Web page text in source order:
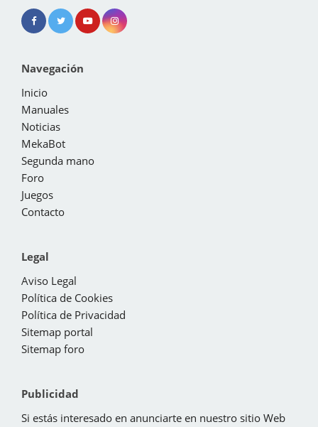
Navegación
Inicio
Manuales
Noticias
MekaBot
Segunda mano
Foro
Juegos
Contacto
Legal
Aviso Legal
Política de Cookies
Política de Privacidad
Sitemap portal
Sitemap foro
Publicidad
Si estás interesado en anunciarte en nuestro sitio Web